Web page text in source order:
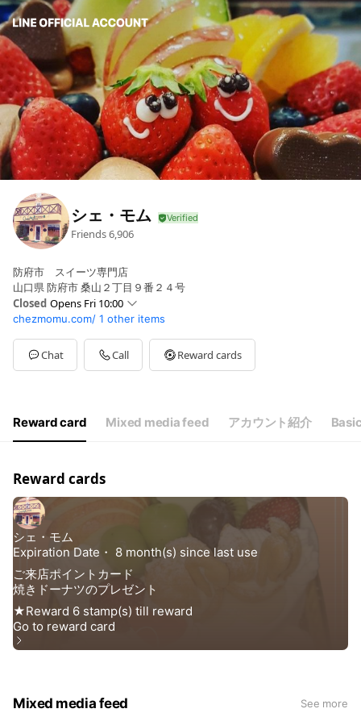
シェ・モム
Friends6,906
防府市 スイーツ専門店
山口県 防府市 桑山２丁目９番２４号
Closed Opens Fri 10:00
Sun10:00 - 18:30
Mon10:00 - 18:30
TueClosed
Wed10:00 - 18:30
定休日は、火曜日・その他
chezmomu.com/ 1 other items
Chat Call Reward cards
Reward card Mixed media feed アカウント紹介
Reward cards
Mixed media feed See more